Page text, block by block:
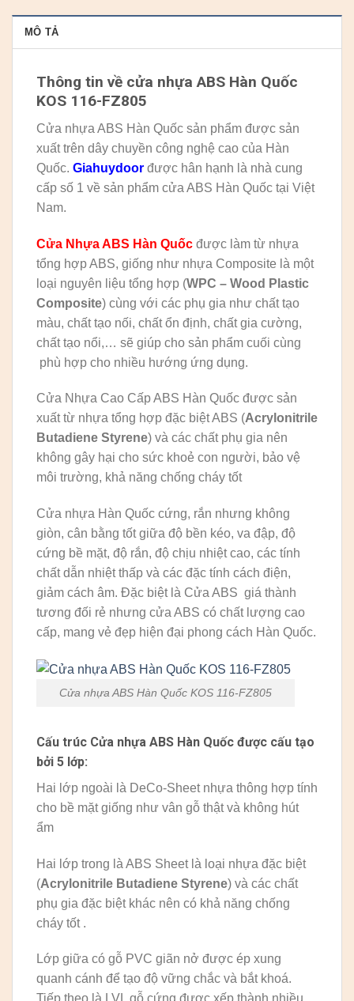
MÔ TẢ
Thông tin về cửa nhựa ABS Hàn Quốc
KOS 116-FZ805
Cửa nhựa ABS Hàn Quốc sản phẩm được sản
xuất trên dây chuyền công nghệ cao của Hàn
Quốc. Giahuydoor được hân hạnh là nhà cung
cấp số 1 về sản phẩm cửa ABS Hàn Quốc tại Việt
Nam.
Cửa Nhựa ABS Hàn Quốc được làm từ nhựa
tổng hợp ABS, giống như nhựa Composite là một
loại nguyên liệu tổng hợp (WPC – Wood Plastic
Composite) cùng với các phụ gia như chất tạo
màu, chất tạo nối, chất ổn định, chất gia cường,
chất tạo nổi,… sẽ giúp cho sản phẩm cuối cùng
phù hợp cho nhiều hướng ứng dụng.
Cửa Nhựa Cao Cấp ABS Hàn Quốc được sản
xuất từ nhựa tổng hợp đặc biệt ABS (Acrylonitrile
Butadiene Styrene) và các chất phụ gia nên
không gây hại cho sức khoẻ con người, bảo vệ
môi trường, khả năng chống cháy tốt
Cửa nhựa Hàn Quốc cứng, rắn nhưng không
giòn, cân bằng tốt giữa độ bền kéo, va đập, độ
cứng bề mặt, độ rắn, độ chịu nhiệt cao, các tính
chất dẫn nhiệt thấp và các đặc tính cách điện,
giảm cách âm. Đặc biệt là Cửa ABS giá thành
tương đối rẻ nhưng cửa ABS có chất lượng cao
cấp, mang vẻ đẹp hiện đại phong cách Hàn Quốc.
Cửa nhựa ABS Hàn Quốc KOS 116-FZ805
Cấu trúc Cửa nhựa ABS Hàn Quốc được cấu tạo
bởi 5 lớp:
Hai lớp ngoài là DeCo-Sheet nhựa thông hợp tính
cho bề mặt giống như vân gỗ thật và không hút
ẩm
Hai lớp trong là ABS Sheet là loại nhựa đặc biệt
(Acrylonitrile Butadiene Styrene) và các chất
phụ gia đặc biệt khác nên có khả năng chống
cháy tốt .
Lớp giữa có gỗ PVC giãn nở được ép xung
quanh cánh để tạo độ vững chắc và bắt khoá.